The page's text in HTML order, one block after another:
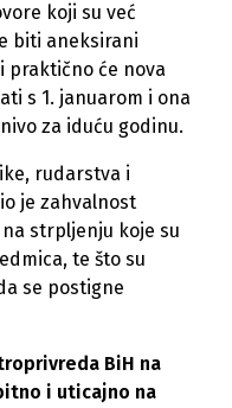
koji su već
biti aneksirani
praktično će nova
s 1. januarom i ona
za iduću godinu.
rudarstva i
je zahvalnost
strpljenju koje su
te što su
se postigne
BiH na
i uticajno na